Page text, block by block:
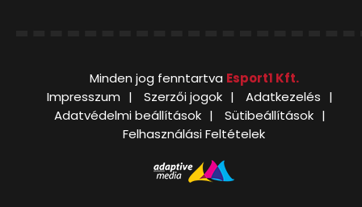
Minden jog fenntartva Esport1 Kft.
Impresszum
Szerzői jogok
Adatkezelés
Adatvédelmi beállítások
Sütibeállítások
Felhasználási Feltételek